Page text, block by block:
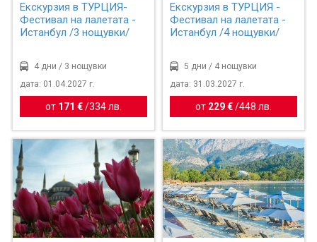
Екскурзия в ТУРЦИЯ-
Фестивал на лалетата -
Истанбул /3 нощувки/
4 дни / 3 нощувки
дата: 01.04.2027 г.
от 171 € /334 лв.
Екскурзия в ТУРЦИЯ -
Фестивал на лалетата -
Истанбул /4 нощувки/
5 дни / 4 нощувки
дата: 31.03.2027 г.
от 229 €/448 лв.